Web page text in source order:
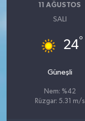
11 AĞUSTOS
SALI
24°
Güneşli
Nem: %42
Rüzgar: 5.31 m/s